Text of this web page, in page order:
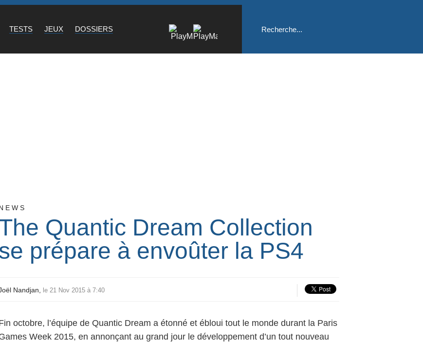
TESTS JEUX DOSSIERS
Quantic Dream Collection
prépare à envoûter la PS4
Nandjan, le 21 Nov 2015 à 7:40
octobre, l’équipe de Quantic Dream a étonné et ébloui tout le monde durant la Paris
Week 2015, en annonçant au grand jour le développement d’un tout nouveau